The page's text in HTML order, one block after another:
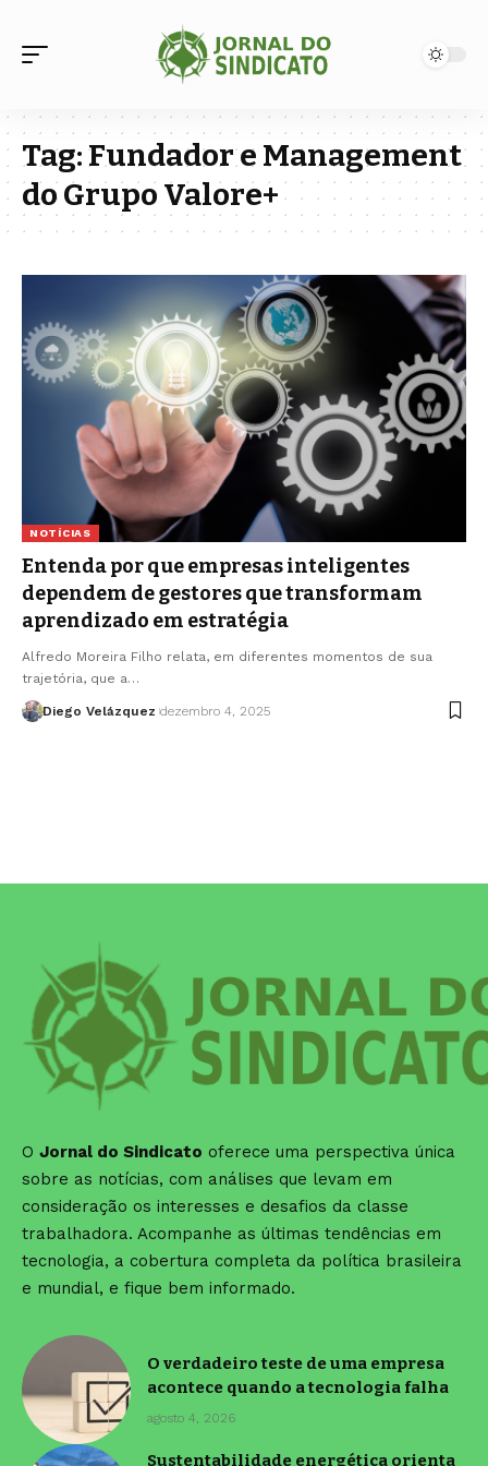
Tag:Fundador e Management
do Grupo Valore+
NOTÍCIAS
Entenda por que empresas inteligentes
dependem de gestores que transformam
aprendizado em estratégia
Alfredo Moreira Filho relata, em diferentes momentos de sua
trajetória, que a…
Diego Velázquez dezembro 4, 2025
O Jornal do Sindicato oferece uma perspectiva única
sobre as notícias, com análises que levam em
consideração os interesses e desafios da classe
trabalhadora. Acompanhe as últimas tendências em
tecnologia, a cobertura completa da política brasileira
e mundial, e fique bem informado.
O verdadeiro teste de uma empresa
acontece quando a tecnologia falha
agosto 4, 2026
Sustentabilidade energética orienta